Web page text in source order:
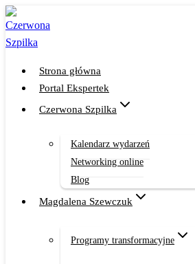
Przejdź
do
treści
Strona główna
Portal Ekspertek
Czerwona Szpilka
Kalendarz wydarzeń
Networking online
Blog
Magdalena Szewczuk
Programy transformacyjne